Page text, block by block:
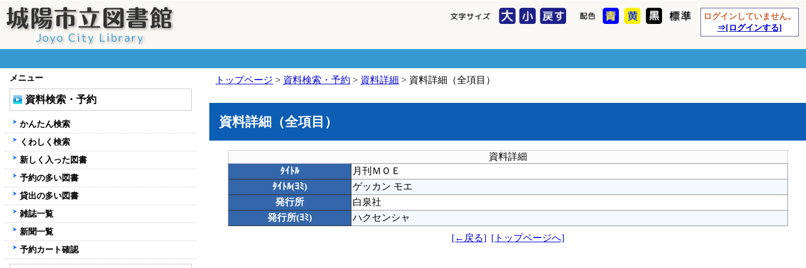
ログインしていません。
⇒[ログインする]
トップページ > 資料検索・予約 > 資料詳細 > 資料詳細（全項目）
資料詳細（全項目）
資料詳細
ﾀｲﾄﾙ
月刊ＭＯＥ
ﾀｲﾄﾙ(ﾖﾐ)
ゲッカン モエ
発行所
白泉社
発行所(ﾖﾐ)
ハクセンシャ
[←戻る] [トップページへ]
メニュー
資料検索・予約
かんたん検索
くわしく検索
新しく入った図書
予約の多い図書
貸出の多い図書
雑誌一覧
新聞一覧
予約カート確認